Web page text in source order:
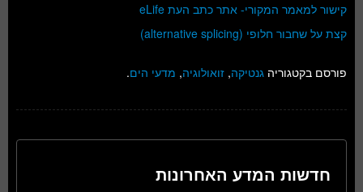
קישור למאמר המקורי- אתר כתב העת eLife
קצת על שחבור חלופי (alternative splicing)
פורסם בקטגוריה גנטיקה, זואולוגיה, מדעי הים.
חדשות המדע האחרונות